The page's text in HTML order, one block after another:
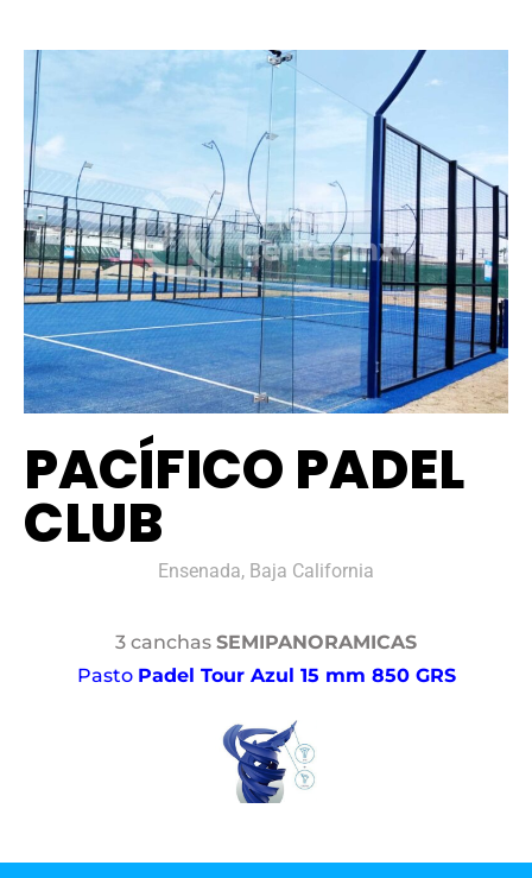
PACÍFICO PADEL
CLUB
Ensenada, Baja California
3 canchas SEMIPANORAMICAS
Pasto Padel Tour Azul 15 mm 850 GRS